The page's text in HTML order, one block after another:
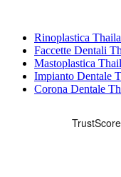
Rinoplastica
Faccette Dentali
Mastoplastica
Impianto Dentale
Corona Dentale